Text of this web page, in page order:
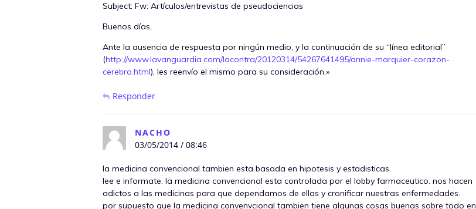
Subject: Fw: Artículos/entrevistas de pseudociencias
Buenos días,
Ante la ausencia de respuesta por ningún medio, y la continuación de su “línea editorial”
(http://www.lavanguardia.com/lacontra/20120314/54267641495/annie-marquier-corazon-
cerebro.html), les reenvío el mismo para su consideración.»
Responder
NACHO
03/05/2014 / 08:46
la medicina convencional tambien esta basada en hipotesis y estadisticas.
lee e informate. la medicina convencional esta controlada por el lobby farmaceutico. nos hacen
adictos a las medicinas para que dependamos de ellas y cronificar nuestras enfermedades.
por supuesto que la medicina convenvcional tambien tiene algunas cosas buenas sobre todo en